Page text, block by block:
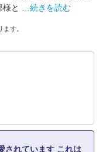
と
…続きを読む
す。
されています これは